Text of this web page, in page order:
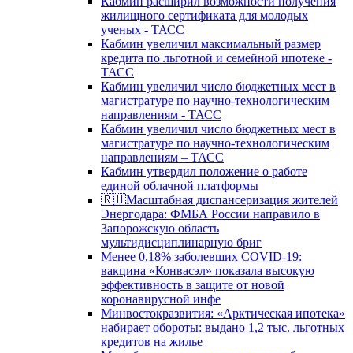
жилищного сертификата для молодых
ученых - ТАСС
Кабмин увеличил максимальный размер
кредита по льготной и семейной ипотеке -
ТАСС
Кабмин увеличил число бюджетных мест в
магистратуре по научно-технологическим
направлениям - ТАСС
Кабмин увеличил число бюджетных мест в
магистратуре по научно-технологическим
направлениям – ТАСС
Кабмин утвердил положение о работе
единой облачной платформы
🇷🇺Масштабная диспансеризация жителей
Энергодара: ФМБА России направило в
Запорожскую область
мультидисциплинарную бриг
Менее 0,18% заболевших COVID-19:
вакцина «Конвасэл» показала высокую
эффективность в защите от новой
коронавирусной инфе
Минвостокразвития: «Арктическая ипотека»
набирает обороты: выдано 1,2 тыс. льготных
кредитов на жилье